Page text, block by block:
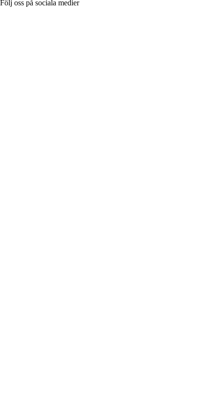
Följ oss på sociala medier